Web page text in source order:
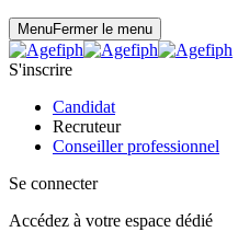
MenuFermer le menu
S'inscrire
Candidat
Recruteur
Conseiller professionnel
Se connecter
Accédez à votre espace dédié